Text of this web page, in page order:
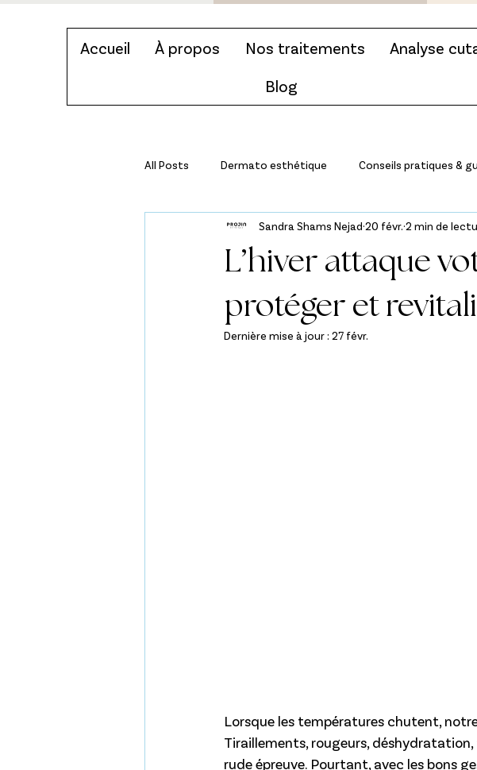
Accueil À propos Nos traitements Analyse
Blog
All Posts Dermato esthétique Conseils pratiques &
Témoignages & parcours clients Actualités du
L’hiver attaque
protéger et
Sandra Shams Nejad 20 févr. 2 min de
Dernière mise à jour : 27 févr.
Lorsque les températures chutent,
Tiraillements, rougeurs,
rude épreuve. Pourtant, avec les bons